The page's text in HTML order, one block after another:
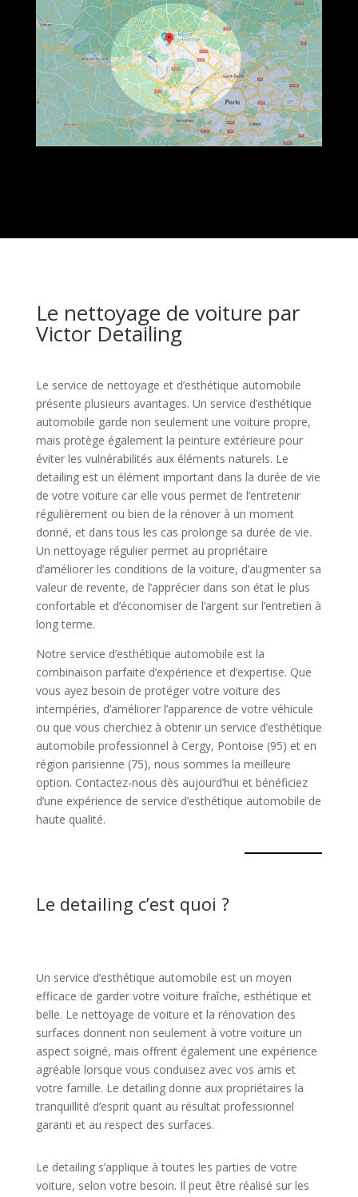
Le nettoyage de voiture par
Victor Detailing
Le service de nettoyage et d’esthétique automobile
présente plusieurs avantages. Un service d’esthétique
automobile garde non seulement une voiture propre,
mais protège également la peinture extérieure pour
éviter les vulnérabilités aux éléments naturels. Le
detailing est un élément important dans la durée de vie
de votre voiture car elle vous permet de l’entretenir
régulièrement ou bien de la rénover à un moment
donné, et dans tous les cas prolonge sa durée de vie.
Un nettoyage régulier permet au propriétaire
d’améliorer les conditions de la voiture, d’augmenter sa
valeur de revente, de l’apprécier dans son état le plus
confortable et d’économiser de l’argent sur l’entretien à
long terme.
Notre service d’esthétique automobile est la
combinaison parfaite d’expérience et d’expertise. Que
vous ayez besoin de protéger votre voiture des
intempéries, d’améliorer l’apparence de votre véhicule
ou que vous cherchiez à obtenir un service d’esthétique
automobile professionnel à Cergy, Pontoise (95) et en
région parisienne (75), nous sommes la meilleure
option. Contactez-nous dès aujourd’hui et bénéficiez
d’une expérience de service d’esthétique automobile de
haute qualité.
Le detailing c’est quoi ?
Un service d’esthétique automobile est un moyen
efficace de garder votre voiture fraîche, esthétique et
belle. Le nettoyage de voiture et la rénovation des
surfaces donnent non seulement à votre voiture un
aspect soigné, mais offrent également une expérience
agréable lorsque vous conduisez avec vos amis et
votre famille. Le detailing donne aux propriétaires la
tranquillité d’esprit quant au résultat professionnel
garanti et au respect des surfaces.
Le detailing s’applique à toutes les parties de votre
voiture, selon votre besoin. Il peut être réalisé sur les